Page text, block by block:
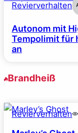
Revierverhalten
Autonom mit
Tempolimit für
an
Brandheiß
Revierverhalten